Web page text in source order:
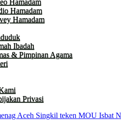
Hamadam
Hamadam
Ibadah
& Pimpinan Agama
Privasi
Aceh Singkil teken MOU Isbat